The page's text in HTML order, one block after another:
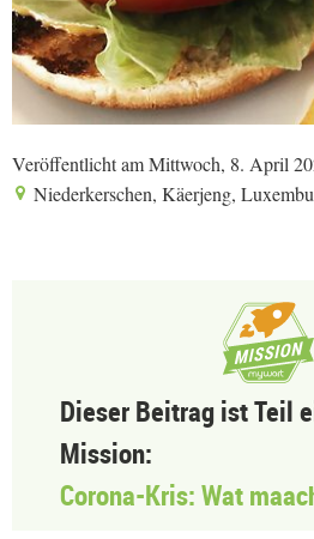
Veröffentlicht am Mittwoch, 8. April
Niederkerschen, Käerjeng,
Dieser Beitrag ist Teil
Mission:
Corona-Kris: Wat